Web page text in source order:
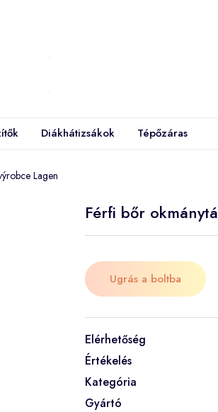
Diákhátizsákok Tépőzáras
Lagen
Férfi bőr
Ugrás a boltba
Elérhetőség
Értékelés
Kategória
Gyártó